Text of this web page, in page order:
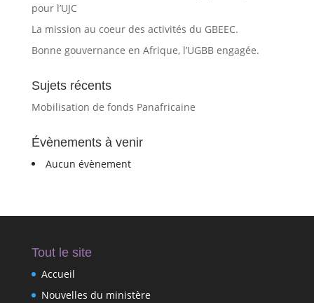
pour l’UJC
La mission au coeur des activités du GBEEC.
Bonne gouvernance en Afrique, l’UGBB engagée.
Sujets récents
Mobilisation de fonds Panafricaine
Évènements à venir
Aucun évènement
Tout le site
Accueil
Nouvelles du ministère